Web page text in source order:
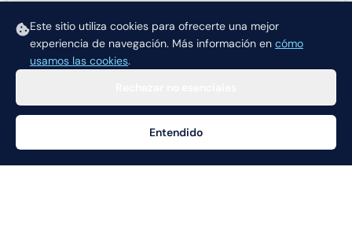
Este sitio utiliza cookies para ofrecerte una mejor
experiencia de navegación. Más información en cómo
usamos las cookies.
Entendido
Anticonceptivos,Pediatría
Ayuda